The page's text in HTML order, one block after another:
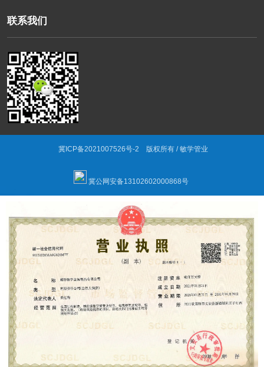
联系我们
冀ICP备2021007526号-2 版权所有 / 敏学管业
冀公网安备13102602000868号